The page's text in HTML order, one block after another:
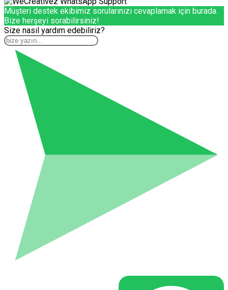
Müşteri destek ekibimiz sorularınızı cevaplamak için burada.
Bize herşeyi sorabilirsiniz!
Size nasıl yardım edebiliriz?